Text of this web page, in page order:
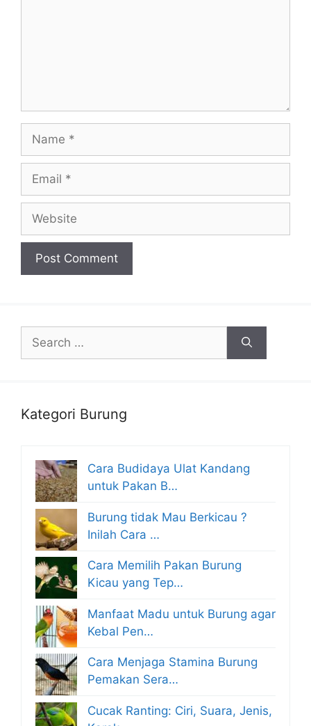
Name
Email
Website
Search
for:
Kategori Burung
Cara Budidaya Ulat Kandang
untuk Pakan B…
Burung tidak Mau Berkicau ?
Inilah Cara …
Cara Memilih Pakan Burung
Kicau yang Tep…
Manfaat Madu untuk Burung agar
Kebal Pen…
Cara Menjaga Stamina Burung
Pemakan Sera…
Cucak Ranting: Ciri, Suara, Jenis,